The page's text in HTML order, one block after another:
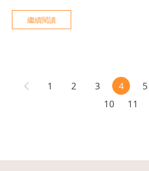
婚條件，才能正確向法院主張權利。
繼續閱讀
1 2 3 4 5
10
11